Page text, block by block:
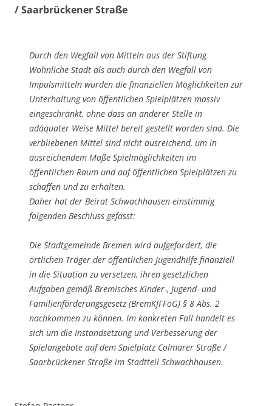
/ Saarbrückener Straße
Durch den Wegfall von Mitteln aus der Stiftung
Wohnliche Stadt als auch durch den Wegfall von
Impulsmitteln wurden die finanziellen Möglichkeiten zur
Unterhaltung von öffentlichen Spielplätzen massiv
eingeschränkt, ohne dass an anderer Stelle in
adäquater Weise Mittel bereit gestellt worden sind. Die
verbliebenen Mittel sind nicht ausreichend, um in
ausreichendem Maße Spielmöglichkeiten im
öffentlichen Raum und auf öffentlichen Spielplätzen zu
schaffen und zu erhalten.
Daher hat der Beirat Schwachhausen einstimmig
folgenden Beschluss gefasst:
Die Stadtgemeinde Bremen wird aufgefordert, die
örtlichen Träger der öffentlichen Jugendhilfe finanziell
in die Situation zu versetzen, ihren gesetzlichen
Aufgaben gemäß Bremisches Kinder-, Jugend- und
Familienförderungsgesetz (BremKJFFöG) § 8 Abs. 2
nachkommen zu können. Im konkreten Fall handelt es
sich um die Instandsetzung und Verbesserung der
Spielangebote auf dem Spielplatz Colmarer Straße /
Saarbrückener Straße im Stadtteil Schwachhausen.